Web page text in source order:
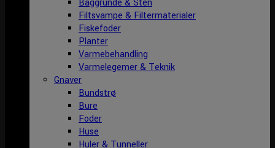
Baggrunde & Sten
Filtsvampe & Filtermaterialer
Fiskefoder
Planter
Varmebehandling
Varmelegemer & Teknik
Gnaver
Bundstrø
Bure
Foder
Huse
Huler & Tunneller